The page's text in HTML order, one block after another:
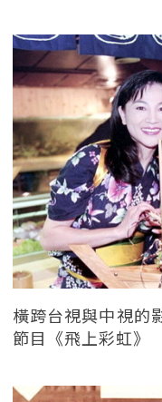
橫跨台視與中視的
節目《飛上彩虹》